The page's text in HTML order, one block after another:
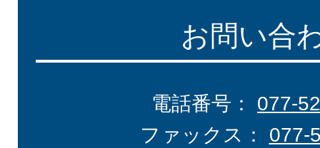
お問い合
電話番号： 077-
ファックス： 077-